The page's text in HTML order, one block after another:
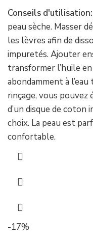
Conseils d'utilisation:
peau sèche. Masser
les lèvres afin de
impuretés. Ajouter
transformer l’huile
abondamment à
rinçage, vous pouvez
d’un disque de coton
choix. La peau est
confortable.
-17%